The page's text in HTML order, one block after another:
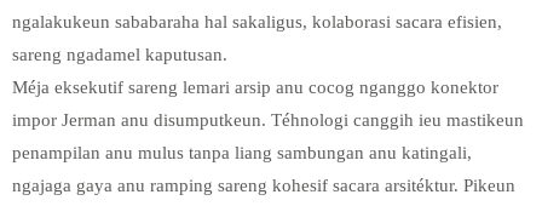
ngalakukeun sababaraha hal sakaligus, kolaborasi sacara efisien,
sareng ngadamel kaputusan.
Méja eksekutif sareng lemari arsip anu cocog nganggo konektor
impor Jerman anu disumputkeun. Téhnologi canggih ieu mastikeun
penampilan anu mulus tanpa liang sambungan anu katingali,
ngajaga gaya anu ramping sareng kohesif sacara arsitéktur. Pikeun